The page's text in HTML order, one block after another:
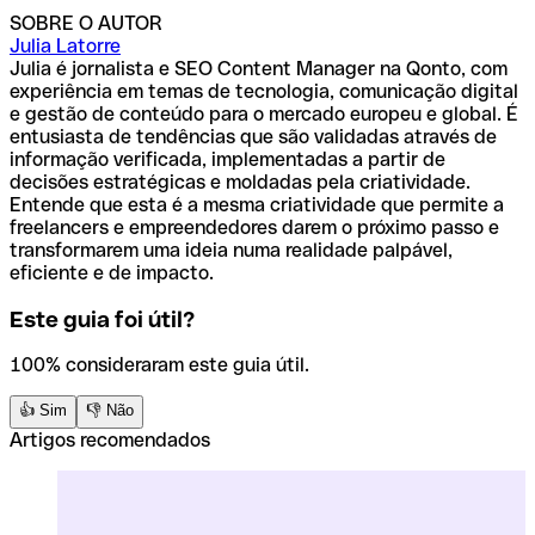
ou soluções para PME. Segundo
compilados pela Qonto
banco no ranking geral (DECO Proteste), enquanto
BankintereActivoBanktambém se destacam. Para
prémios por categoria, sobressaemSantander (PME),BPI
(crédito habitação)eCaixa Geral de Depósitos
(funcionalidades/serviços), e, entre os maiores bancos, o
Millennium bcpaparece bem classificado.
SOBRE O AUTOR
Julia Latorre
Julia é jornalista e SEO Content Manager na Qonto, com
experiência em temas de tecnologia, comunicação digital
e gestão de conteúdo para o mercado europeu e global. É
entusiasta de tendências que são validadas através de
informação verificada, implementadas a partir de
decisões estratégicas e moldadas pela criatividade.
Entende que esta é a mesma criatividade que permite a
freelancers e empreendedores darem o próximo passo e
transformarem uma ideia numa realidade palpável,
eficiente e de impacto.
Este guia foi útil?
100% consideraram este guia útil.
👍 Sim 👎 Não
Artigos recomendados